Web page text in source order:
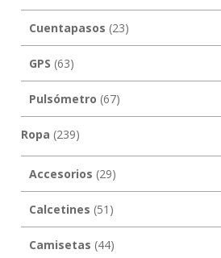
Cuentapasos (23)
GPS (63)
Pulsómetro (67)
Ropa (239)
Accesorios (29)
Calcetines (51)
Camisetas (44)